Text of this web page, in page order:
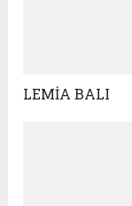
LEMİA BALI